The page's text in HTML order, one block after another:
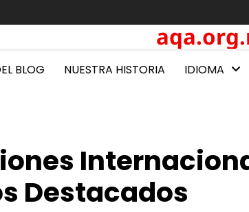
BLOG NUESTRA HISTORIA IDIOMA
Destacados